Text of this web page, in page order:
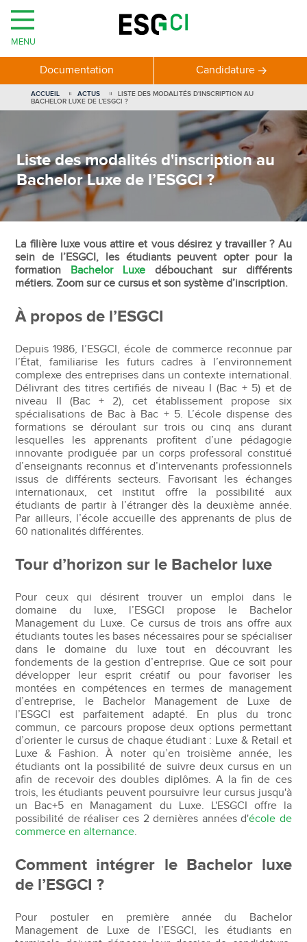
Liste des modalités d'inscription au
Bachelor Luxe de l’ESGCI ?
ACCUEIL ACTUS
LISTE DES MODALITÉS D'INSCRIPTION AU
BACHELOR LUXE DE L’ESGCI ?
La filière luxe vous attire et vous désirez y travailler ? Au
sein de l’ESGCI, les étudiants peuvent opter pour la
formation Bachelor Luxe débouchant sur différents
métiers. Zoom sur ce cursus et son système d’inscription.
À propos de l’ESGCI
Depuis 1986, l’ESGCI, école de commerce reconnue par
l’État, familiarise les futurs cadres à l’environnement
complexe des entreprises dans un contexte international.
Délivrant des titres certifiés de niveau I (Bac + 5) et de
niveau II (Bac + 2), cet établissement propose six
spécialisations de Bac à Bac + 5. L’école dispense des
formations se déroulant sur trois ou cinq ans durant
lesquelles les apprenants profitent d’une pédagogie
innovante prodiguée par un corps professoral constitué
d’enseignants reconnus et d’intervenants professionnels
issus de différents secteurs. Favorisant les échanges
internationaux, cet institut offre la possibilité aux
étudiants de partir à l’étranger dès la deuxième année.
Par ailleurs, l’école accueille des apprenants de plus de
60 nationalités différentes.
Tour d’horizon sur le Bachelor luxe
Pour ceux qui désirent trouver un emploi dans le
domaine du luxe, l’ESGCI propose le Bachelor
Management du Luxe. Ce cursus de trois ans offre aux
étudiants toutes les bases nécessaires pour se spécialiser
dans le domaine du luxe tout en découvrant les
fondements de la gestion d’entreprise. Que ce soit pour
développer leur esprit créatif ou pour favoriser les
montées en compétences en termes de management
d’entreprise, le Bachelor Management de Luxe de
l’ESGCI est parfaitement adapté. En plus du tronc
commun, ce parcours propose deux options permettant
d’orienter le cursus de chaque étudiant : Luxe & Retail et
Luxe & Fashion. À noter qu’en troisième année, les
étudiants ont la possibilité de suivre deux cursus en un
afin de recevoir des doubles diplômes. A la fin de ces
trois, les étudiants peuvent poursuivre leur cursus jusqu'à
un Bac+5 en Managament du Luxe. L'ESGCI offre la
possibilité de réaliser ces 2 dernières années d'école de
commerce en alternance.
Comment intégrer le Bachelor luxe
de l’ESGCI ?
Pour postuler en première année du Bachelor
Management de Luxe de l’ESGCI, les étudiants en
MENU
Documentation Candidature